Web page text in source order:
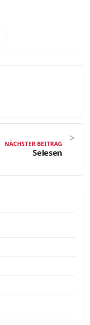
NÄCHSTER BEITRAG
Selesen